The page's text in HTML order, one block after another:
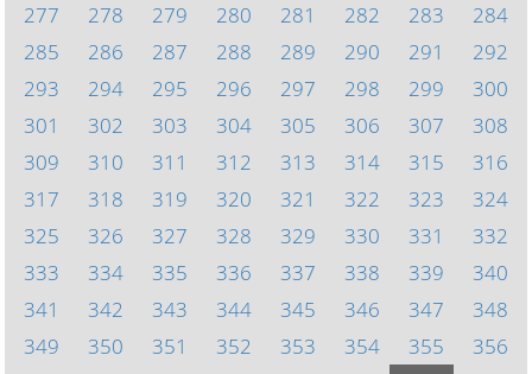
277
278 279 280 281 282 283
284
285
286 287 288 289 290 291
292
293
294 295 296 297 298 299
300
301
302 303 304 305 306 307
308
309
310 311 312 313 314 315
316
317
318 319 320 321 322 323
324
325
326 327 328 329 330 331
332
333
334 335 336 337 338 339
340
341
342 343 344 345 346 347
348
349
350 351 352 353 354 355
356